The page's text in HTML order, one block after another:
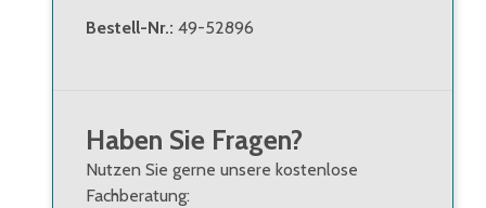
Bestell-Nr.: 49-52896
Haben Sie Fragen?
Nutzen Sie gerne unsere kostenlose
Fachberatung: